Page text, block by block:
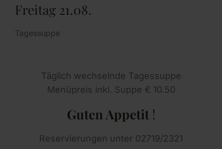
Freitag 21.08.
Tagessuppe
Täglich wechselnde Tagessuppe
Menüpreis inkl. Suppe € 10.50
Guten Appetit!
Reservierungen unter 02719/2321